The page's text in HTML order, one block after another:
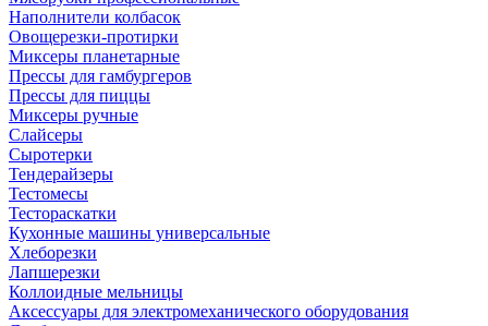
Наполнители колбасок
Овощерезки-протирки
Миксеры планетарные
Прессы для гамбургеров
Прессы для пиццы
Миксеры ручные
Слайсеры
Сыротерки
Тендерайзеры
Тестомесы
Тестораскатки
Кухонные машины универсальные
Хлеборезки
Лапшерезки
Коллоидные мельницы
Аксессуары для электромеханического оборудования